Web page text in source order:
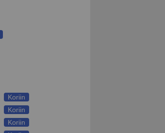
Koriin
Koriin
Koriin